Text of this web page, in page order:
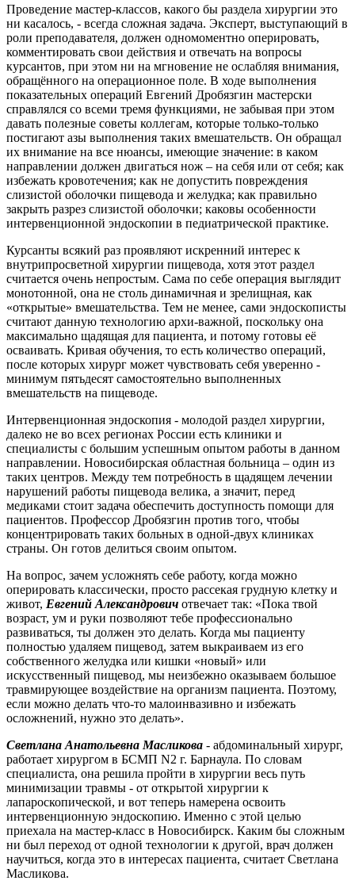
Проведение мастер-классов, какого бы раздела хирургии это
ни касалось, - всегда сложная задача. Эксперт, выступающий в
роли преподавателя, должен одномоментно оперировать,
комментировать свои действия и отвечать на вопросы
курсантов, при этом ни на мгновение не ослабляя внимания,
обращённого на операционное поле. В ходе выполнения
показательных операций Евгений Дробязгин мастерски
справлялся со всеми тремя функциями, не забывая при этом
давать полезные советы коллегам, которые только-только
постигают азы выполнения таких вмешательств. Он обращал
их внимание на все нюансы, имеющие значение: в каком
направлении должен двигаться нож – на себя или от себя; как
избежать кровотечения; как не допустить повреждения
слизистой оболочки пищевода и желудка; как правильно
закрыть разрез слизистой оболочки; каковы особенности
интервенционной эндоскопии в педиатрической практике.
Курсанты всякий раз проявляют искренний интерес к
внутрипросветной хирургии пищевода, хотя этот раздел
считается очень непростым. Сама по себе операция выглядит
монотонной, она не столь динамичная и зрелищная, как
«открытые» вмешательства. Тем не менее, сами эндоскописты
считают данную технологию архи-важной, поскольку она
максимально щадящая для пациента, и потому готовы её
осваивать. Кривая обучения, то есть количество операций,
после которых хирург может чувствовать себя уверенно -
минимум пятьдесят самостоятельно выполненных
вмешательств на пищеводе.
Интервенционная эндоскопия - молодой раздел хирургии,
далеко не во всех регионах России есть клиники и
специалисты с большим успешным опытом работы в данном
направлении. Новосибирская областная больница – один из
таких центров. Между тем потребность в щадящем лечении
нарушений работы пищевода велика, а значит, перед
медиками стоит задача обеспечить доступность помощи для
пациентов. Профессор Дробязгин против того, чтобы
концентрировать таких больных в одной-двух клиниках
страны. Он готов делиться своим опытом.
На вопрос, зачем усложнять себе работу, когда можно
оперировать классически, просто рассекая грудную клетку и
живот, Евгений Александрович отвечает так: «Пока твой
возраст, ум и руки позволяют тебе профессионально
развиваться, ты должен это делать. Когда мы пациенту
полностью удаляем пищевод, затем выкраиваем из его
собственного желудка или кишки «новый» или
искусственный пищевод, мы неизбежно оказываем большое
травмирующее воздействие на организм пациента. Поэтому,
если можно делать что-то малоинвазивно и избежать
осложнений, нужно это делать».
Светлана Анатольевна Масликова - абдоминальный хирург,
работает хирургом в БСМП N2 г. Барнаула. По словам
специалиста, она решила пройти в хирургии весь путь
минимизации травмы - от открытой хирургии к
лапароскопической, и вот теперь намерена освоить
интервенционную эндоскопию. Именно с этой целью
приехала на мастер-класс в Новосибирск. Каким бы сложным
ни был переход от одной технологии к другой, врач должен
научиться, когда это в интересах пациента, считает Светлана
Масликова.